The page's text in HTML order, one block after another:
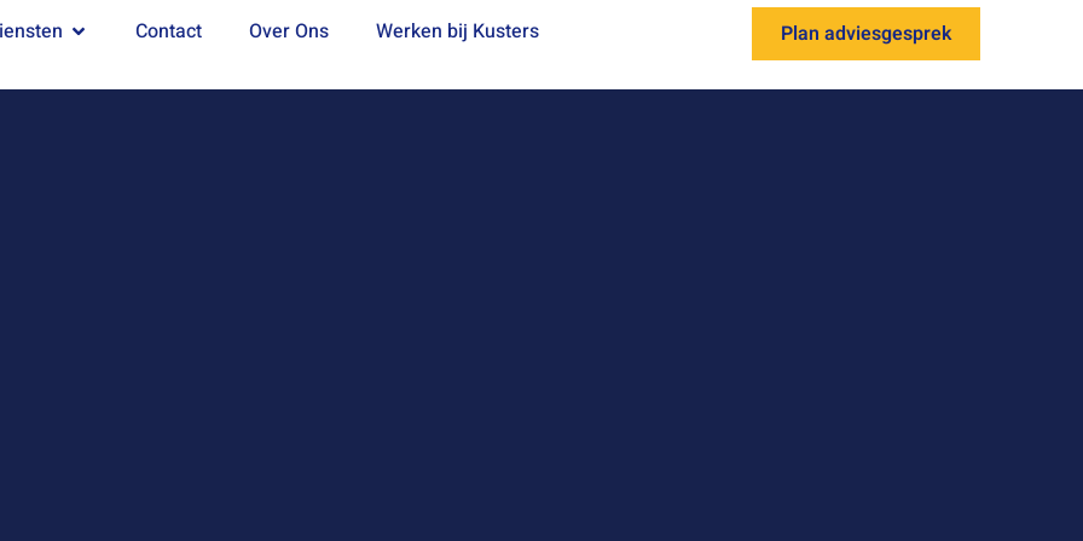
Contact Over Ons Werken bij Kusters Plan adviesgesprek